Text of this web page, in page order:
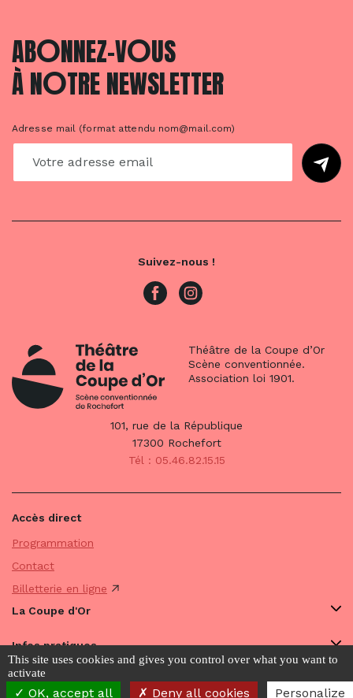
ABONNEZ-VOUS
À NOTRE NEWSLETTER
Adresse mail (format attendu nom@mail.com)
Théâtre de la Coupe d’Or
Scène conventionnée.
Association loi 1901.
101, rue de la République
17300 Rochefort
Tél : 05.46.82.15.15
Accès direct
Programmation
Contact
Billetterie en ligne
La Coupe d'Or
Infos pratiques
Avec vous
Suivez-nous !
This site uses cookies and gives you control over what you want to
activate
OK, accept all Deny all cookies Personalize